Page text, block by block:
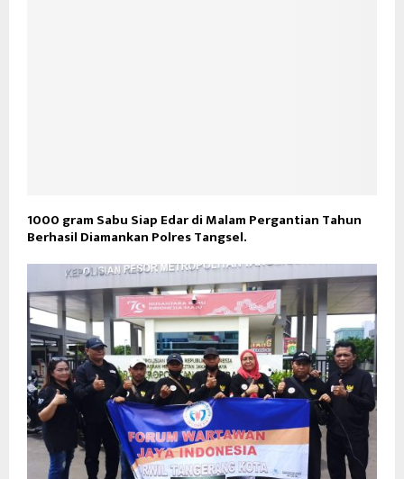
1000 gram Sabu Siap Edar di Malam Pergantian Tahun
Berhasil Diamankan Polres Tangsel.